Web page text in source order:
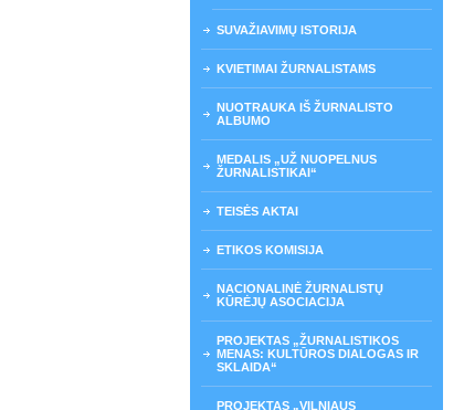
SUVAŽIAVIMŲ ISTORIJA
KVIETIMAI ŽURNALISTAMS
NUOTRAUKA IŠ ŽURNALISTO
ALBUMO
MEDALIS „UŽ NUOPELNUS
ŽURNALISTIKAI“
TEISĖS AKTAI
ETIKOS KOMISIJA
NACIONALINĖ ŽURNALISTŲ
KŪRĖJŲ ASOCIACIJA
PROJEKTAS „ŽURNALISTIKOS
MENAS: KULTŪROS DIALOGAS IR
SKLAIDA“
PROJEKTAS „VILNIAUS